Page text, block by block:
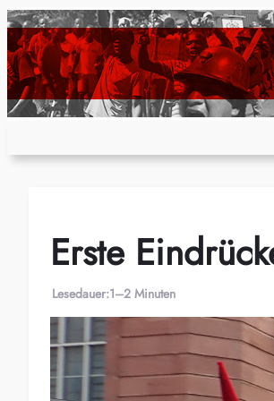
Zum
Inhalt
springen
Erste
Lesedauer:1–2 Minuten